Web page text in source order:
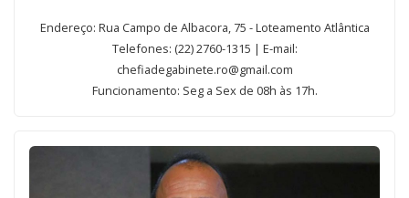
Endereço: Rua Campo de Albacora, 75 - Loteamento Atlântica
Telefones: (22) 2760-1315 | E-mail:
chefiadegabinete.ro@gmail.com
Funcionamento: Seg a Sex de 08h às 17h.